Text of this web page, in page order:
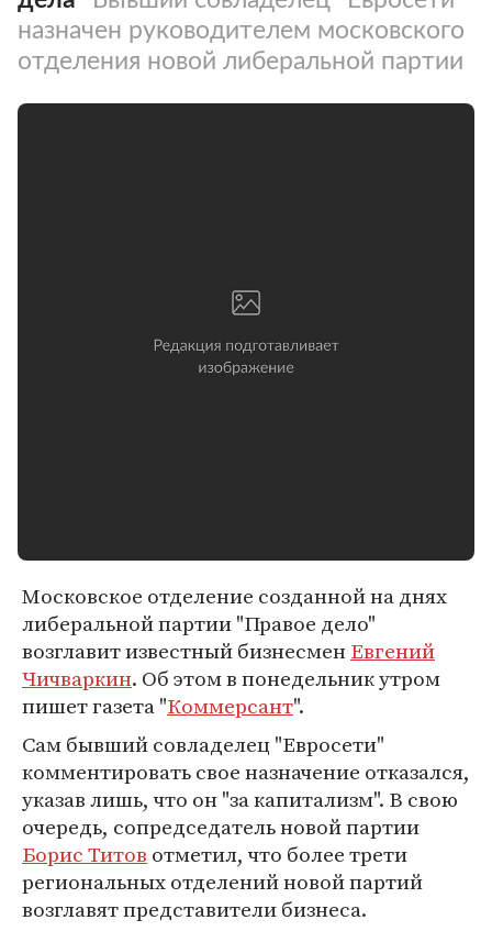
назначен руководителем московского
отделения новой либеральной партии
Московское отделение созданной на днях
либеральной партии "Правое дело"
возглавит известный бизнесменЕвгений
Чичваркин. Об этом в понедельник утром
пишет газета "Коммерсант".
Сам бывший совладелец "Евросети"
комментировать свое назначение отказался,
указав лишь, что он "за капитализм". В свою
очередь, сопредседатель новой партии
Борис Титов отметил, что более трети
региональных отделений новой партий
возглавят представители бизнеса.